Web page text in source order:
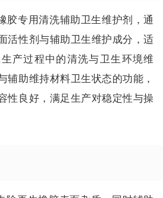
胶专用清洗辅助卫生维护剂，通
活性剂与辅助卫生维护成分，适
产过程中的清洗与卫生环境维
辅助维持材料卫生状态的功能，
性良好，满足生产对稳定性与操